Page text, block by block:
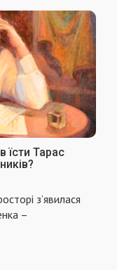
Тарас
з’явилася
–